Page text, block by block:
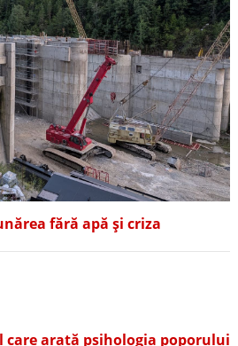
fără apă și criza
care arată psihologia poporului